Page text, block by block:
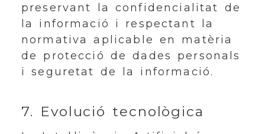
preservant la confidencialitat de
la informació i respectant la
normativa aplicable en matèria
de protecció de dades personals
i seguretat de la informació.
7. Evolució tecnològica